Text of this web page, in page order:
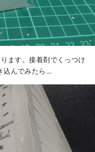
ます。接着剤でくっつけ
込んでみたら…